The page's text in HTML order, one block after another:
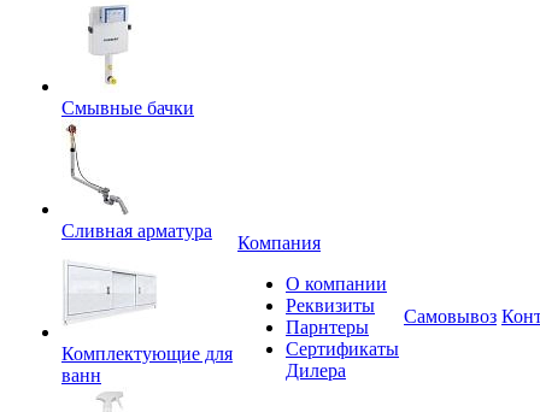
Смывные бачки
Сливная арматура
Комплектующие для
ванн
Компания
О компании
Реквизиты
Парнтеры
Сертификаты
Дилера
Самовывоз